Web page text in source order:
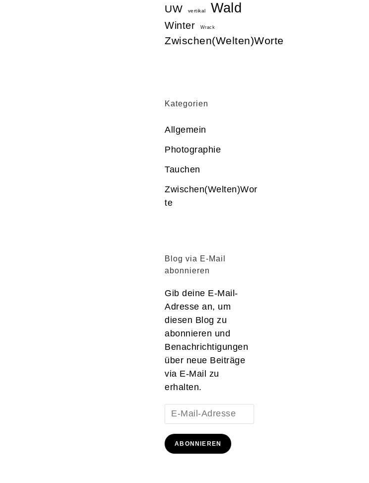
UW vertikal Wald
Winter Wrack
Zwischen(Welten)Worte
Kategorien
Allgemein
Photographie
Tauchen
Zwischen(Welten)Wor
te
Blog via E-Mail
abonnieren
Gib deine E-Mail-
Adresse an, um
diesen Blog zu
abonnieren und
Benachrichtigungen
über neue Beiträge
via E-Mail zu
erhalten.
E-
Mail-
Adresse
ABONNIEREN